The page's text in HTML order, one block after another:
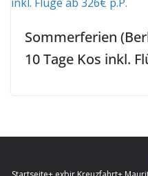
Sommerferien
10 Tage Kos inkl.